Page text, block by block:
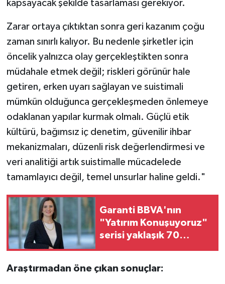
kapsayacak şekilde tasarlaması gerekiyor.
Zarar ortaya çıktıktan sonra geri kazanım çoğu
zaman sınırlı kalıyor. Bu nedenle şirketler için
öncelik yalnızca olay gerçekleştikten sonra
müdahale etmek değil; riskleri görünür hale
getiren, erken uyarı sağlayan ve suistimali
mümkün olduğunca gerçekleşmeden önlemeye
odaklanan yapılar kurmak olmalı. Güçlü etik
kültürü, bağımsız iç denetim, güvenilir ihbar
mekanizmaları, düzenli risk değerlendirmesi ve
veri analitiği artık suistimalle mücadelede
tamamlayıcı değil, temel unsurlar haline geldi."
Garanti BBVA'nın
"Yatırım Konuşuyoruz"
serisi yaklaşık 70
Araştırmadan öne çıkan sonuçlar: